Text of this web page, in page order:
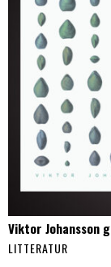
Viktor Johansson
LITTERATUR